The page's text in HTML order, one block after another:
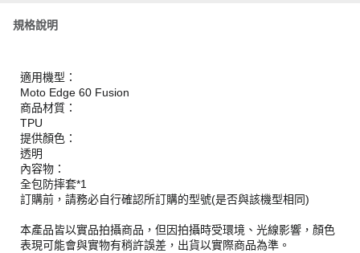
規格說明
適用機型：
Moto Edge 60 Fusion
商品材質：
TPU
提供顏色：
透明
內容物：
全包防摔套*1
訂購前，請務必自行確認所訂購的型號(是否與該機型相同)
本產品皆以實品拍攝商品，但因拍攝時受環境、光線影響，顏色
表現可能會與實物有稍許誤差，出貨以實際商品為準。